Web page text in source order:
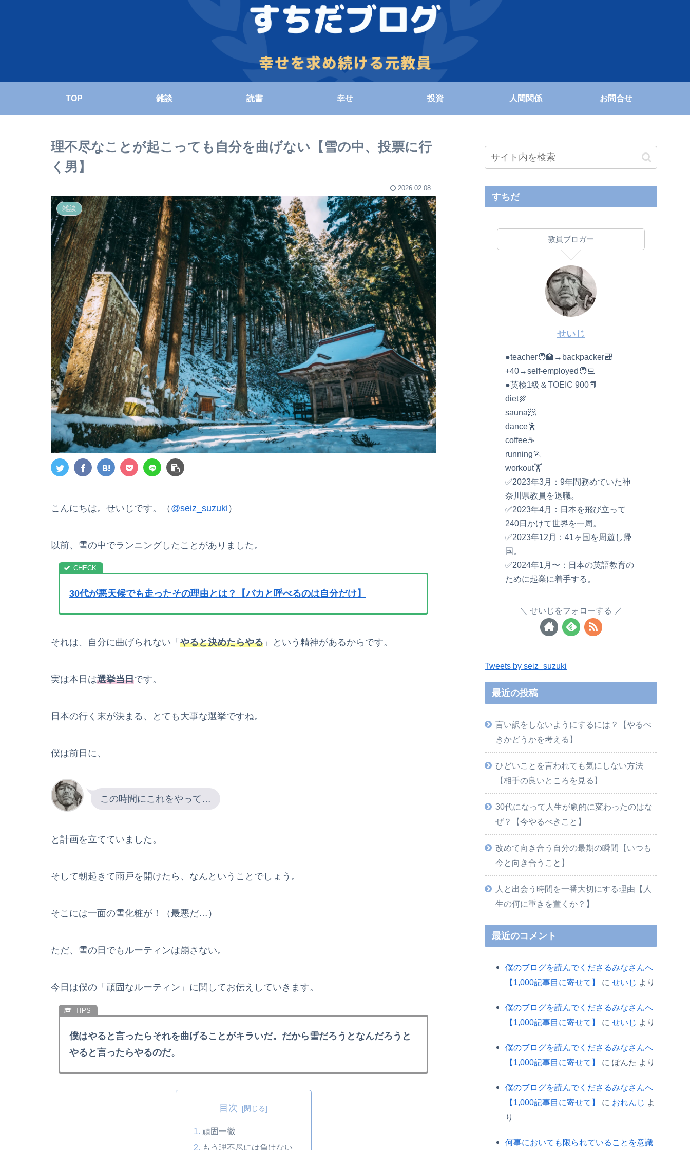
TOP 雑談 読書 幸せ 投資 人間関係 お問合せ
理不尽なことが起こっても自分を曲げない【雪の中、投票に行
く男】
2026.02.08
雑談
こんにちは。せいじです。（ @seiz_suzuki ）
以前、雪の中でランニングしたことがありました。
30代が悪天候でも走ったその理由とは？【バカと呼べるのは自分だけ】
それは、自分に曲げられない「 やると決めたらやる 」という精神があるからです。
実は本日は選挙当日です。
日本の行く末が決まる、とても大事な選挙ですね。
僕は前日に、
この時間にこれをやって…
と計画を立てていました。
そして朝起きて雨戸を開けたら、なんということでしょう。
そこには一面の雪化粧が！（最悪だ…）
ただ、雪の日でもルーティンは崩さない。
今日は僕の「頑固なルーティン」に関してお伝えしていきます。
僕はやると言ったらそれを曲げることがキラいだ。だから雪だろうとなんだろうと
やると言ったらやるのだ。
目次
頑固一徹
もう理不尽には負けない
すちだ
教員ブロガー
せいじ
●teacher🧑‍🏫→backpacker🎒
+40→self-employed🧑‍💻
●英検1級＆TOEIC 900📕
diet🍖
sauna🧖
dance🕺
coffee☕️
running🏃
workout🏋️
✅2023年3月：9年間務めていた神
奈川県教員を退職。
✅2023年4月：日本を飛び立って
240日かけて世界を一周。
✅2023年12月：41ヶ国を周遊し帰
国。
✅2024年1月〜：日本の英語教育の
ために起業に着手する。
せいじをフォローする
Tweets by seiz_suzuki
最近の投稿
言い訳をしないようにするには？【やるべ
きかどうかを考える】
ひどいことを言われても気にしない方法
【相手の良いところを見る】
30代になって人生が劇的に変わったのはな
ぜ？【今やるべきこと】
改めて向き合う自分の最期の瞬間【いつも
今と向き合うこと】
人と出会う時間を一番大切にする理由【人
生の何に重きを置くか？】
最近のコメント
僕のブログを読んでくださるみなさんへ
【1,000記事目に寄せて】
に せいじ より
僕のブログを読んでくださるみなさんへ
【1,000記事目に寄せて】
に せいじ より
僕のブログを読んでくださるみなさんへ
【1,000記事目に寄せて】
に ぽんた より
僕のブログを読んでくださるみなさんへ
【1,000記事目に寄せて】
に おれんじ よ
り
何事においても限られていることを意識